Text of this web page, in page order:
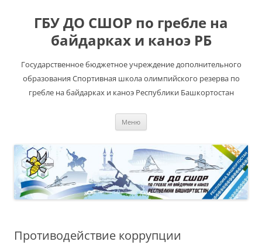
ГБУ ДО СШОР по гребле на
байдарках и каноэ РБ
Государственное бюджетное учреждение дополнительного
образования Спортивная школа олимпийского резерва по
гребле на байдарках и каноэ Республики Башкортостан
Меню
Противодействие коррупции